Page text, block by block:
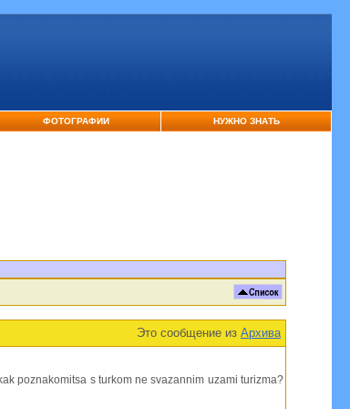
ФОТОГРАФИИ НУЖНО ЗНАТЬ
Это сообщение из Архива
poznakomitsa s turkom ne svazannim uzami turizma?